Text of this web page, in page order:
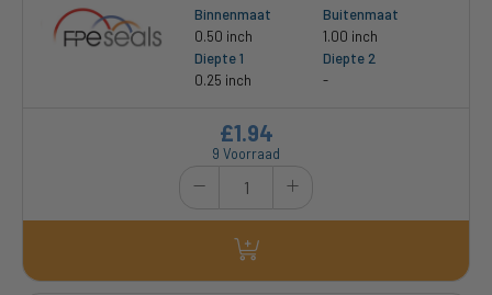
Binnenmaat
0.50 inch
Buitenmaat
1.00 inch
Diepte 1
0.25 inch
Diepte 2
-
9 Voorraad
£1.94